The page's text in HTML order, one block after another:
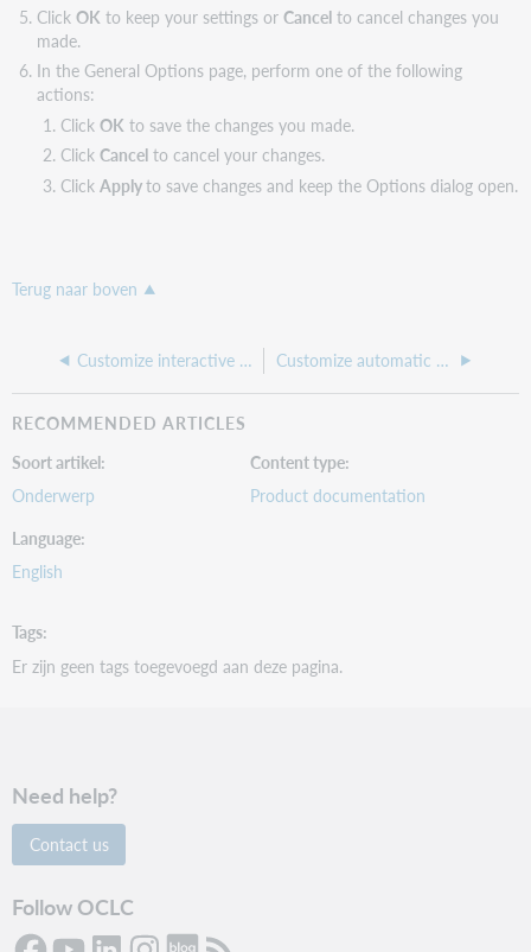
Click OKto keep your settings or Cancelto cancel changes you
made.
In the General Options page, perform one of the following
actions:
Click OK to save the changes you made.
Click Cancelto cancel your changes.
Click Applyto save changes and keep the Options dialog open.
Terug naar boven
Customize interactive logon Customize automatic session timer and logoff warning
RECOMMENDED ARTICLES
Soort artikel
Onderwerp
Content type
Product documentation
Language
English
Tags
Er zijn geen tags toegevoegd aan deze pagina.
Need help?
Contact us
Follow OCLC